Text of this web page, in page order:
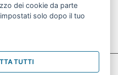
nei giorni festivi
65 36 063
dei cookie da parte
solo dopo il tuo
TUTTI